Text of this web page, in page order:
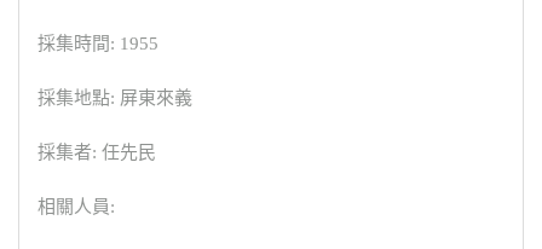
採集時間: 1955
採集地點: 屏東來義
採集者: 任先民
相關人員: